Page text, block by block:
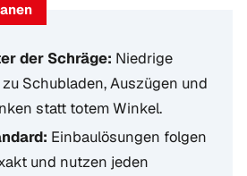
der Schräge: Niedrige
Schubladen, Auszügen und
statt totem Winkel.
Einbaulösungen folgen
und nutzen jeden